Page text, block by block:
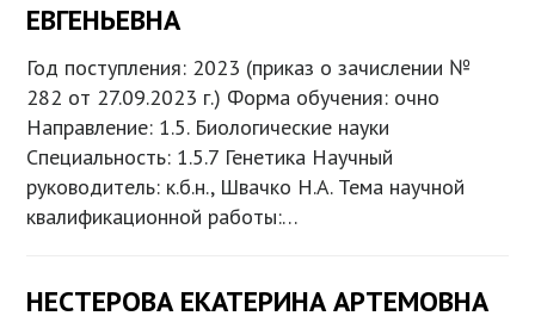
ЕВГЕНЬЕВНА
Год поступления: 2023 (приказ о зачислении №
282 от 27.09.2023 г.) Форма обучения: очно
Направление: 1.5. Биологические науки
Специальность: 1.5.7 Генетика Научный
руководитель: к.б.н., Швачко Н.А. Тема научной
квалификационной работы:…
НЕСТЕРОВА ЕКАТЕРИНА АРТЕМОВНА